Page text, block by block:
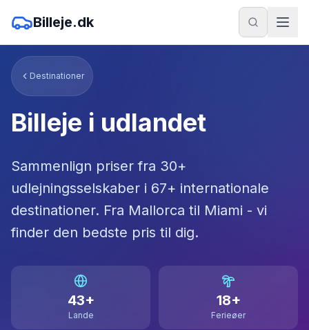
Billeje.dk
Destinationer
Billeje i udlandet
Sammenlign priser fra 30+
udlejningsselskaber i 67+ internationale
destinationer. Fra Mallorca til Miami - vi
finder den bedste pris til dig.
43+
Lande
18+
Ferieøer